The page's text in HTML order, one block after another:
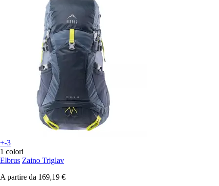
+-3
1 colori
Elbrus Zaino Triglav
A partire da 169,19 €